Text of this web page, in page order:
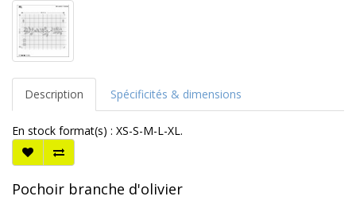
Description Spécificités & dimensions
En stock format(s) : XS-S-M-L-XL.
Pochoir branche d'olivier